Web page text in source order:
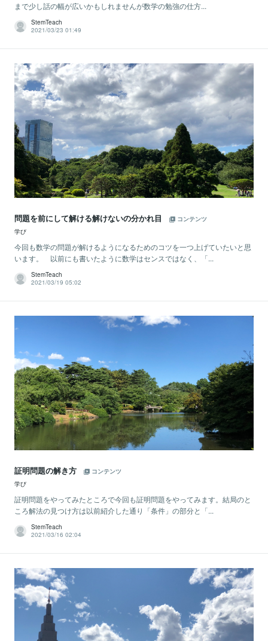
まで少し話の幅が広いかもしれませんが数学の勉強の仕方...
StemTeach
2021/03/23 01:49
問題を前にして解ける解けないの分かれ目
コンテンツ
学び
今回も数学の問題が解けるようになるためのコツを一つ上げていたいと思
います。 以前にも書いたように数学はセンスではなく、「...
StemTeach
2021/03/19 05:02
証明問題の解き方
コンテンツ
学び
証明問題をやってみたところで今回も証明問題をやってみます。結局のと
ころ解法の見つけ方は以前紹介した通り「条件」の部分と「...
StemTeach
2021/03/16 02:04